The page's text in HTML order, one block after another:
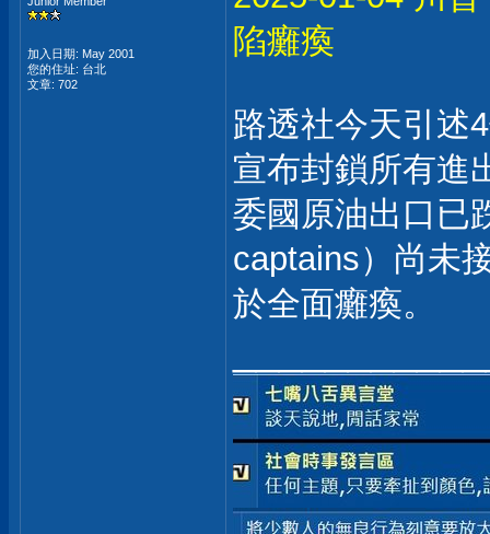
加入日期: May 2001
您的住址: 台北
文章: 702
陷癱瘓
路透社今天引述
宣布封鎖所有進
委國原油出口已
captains）尚未
於全面癱瘓。